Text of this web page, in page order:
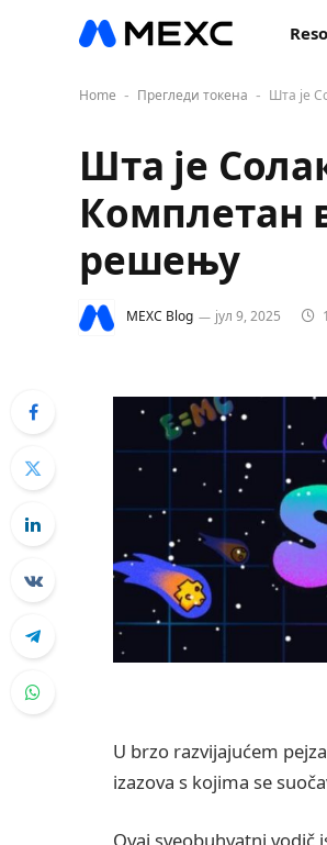
Home - Прегледи токена - Шта је
Шта је
Комплетан
решењу
MEXC Blog јул 9, 2025
U brzo razvijajućem
izazova s kojima se